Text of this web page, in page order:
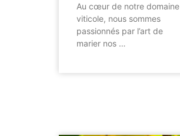
Au cœur de notre domaine
viticole, nous sommes
passionnés par l’art de
marier nos …